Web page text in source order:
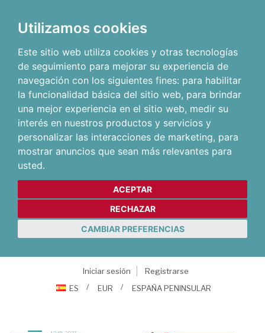
Utilizamos cookies
Este sitio web utiliza cookies y otras tecnologías
de seguimiento para mejorar su experiencia de
navegación con los siguientes fines: para habilitar
la funcionalidad básica del sitio web, para brindar
una mejor experiencia en el sitio web, medir su
interés en nuestros productos y servicios y
personalizar las interacciones de marketing, para
mostrar anuncios que sean más relevantes para
usted.
ACEPTAR
RECHAZAR
CAMBIAR PREFERENCIAS
Iniciar sesión
Registrarse
ES
EUR ESPAÑA PENINSULAR